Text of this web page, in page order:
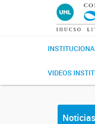
VIDEOS
Noticias